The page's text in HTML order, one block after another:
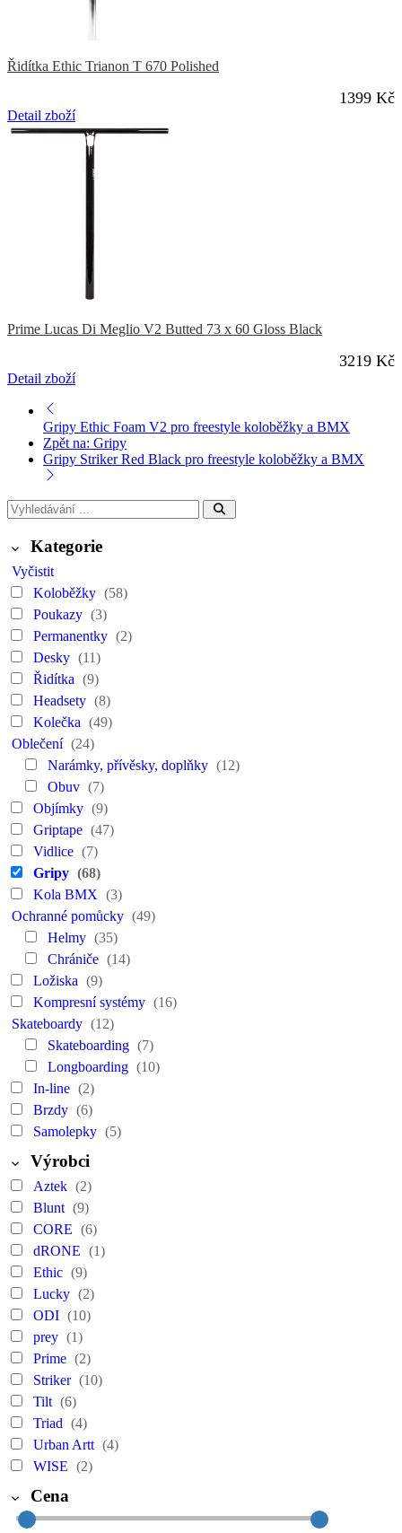
Řidítka Ethic Trianon T 670 Polished
1399 Kč
Detail zboží
Prime Lucas Di Meglio V2 Butted 73 x 60 Gloss Black
3219 Kč
Detail zboží
Gripy Ethic Foam V2 pro freestyle koloběžky a BMX
Zpět na: Gripy
Gripy Striker Red Black pro freestyle koloběžky a BMX
Kategorie
Vyčistit
Koloběžky (58)
Poukazy (3)
Permanentky (2)
Desky (11)
Řidítka (9)
Headsety (8)
Kolečka (49)
Oblečení (24)
Narámky, přívěsky, doplňky (12)
Obuv (7)
Objímky (9)
Griptape (47)
Vidlice (7)
Gripy (68)
Kola BMX (3)
Ochranné pomůcky (49)
Helmy (35)
Chrániče (14)
Ložiska (9)
Kompresní systémy (16)
Skateboardy (12)
Skateboarding (7)
Longboarding (10)
In-line (2)
Brzdy (6)
Samolepky (5)
Výrobci
Aztek (2)
Blunt (9)
CORE (6)
dRONE (1)
Ethic (9)
Lucky (2)
ODI (10)
prey (1)
Prime (2)
Striker (10)
Tilt (6)
Triad (4)
Urban Artt (4)
WISE (2)
Cena